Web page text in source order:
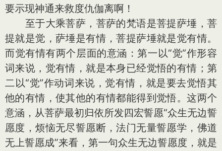
要示现神通来救度仇伽离啊！
至于大乘菩萨，菩萨的梵语是菩提萨埵，菩
提就是觉，萨埵是有情，菩提萨埵就是觉有情。
而觉有情有两个层面的意涵：第一以“觉”作形容
词来说，觉有情，就是本身已经觉悟的有情；第
二以“觉”作动词来说，觉有情，就是要去觉悟其
他的有情，使其他的有情都能得到觉悟。这两个
意涵，从菩萨最初归依所发四宏誓愿“众生无边誓
愿度，烦恼无尽誓愿断，法门无量誓愿学，佛道
无上誓愿成”来看，第一句众生无边誓愿度，就是